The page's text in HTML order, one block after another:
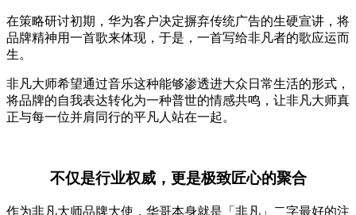
在策略研讨初期，华为客户决定摒弃传统广告的生硬宣讲，将
品牌精神用一首歌来体现，于是，一首写给非凡者的歌应运而
生。
非凡大师希望通过音乐这种能够渗透进大众日常生活的形式，
将品牌的自我表达转化为一种普世的情感共鸣，让非凡大师真
正与每一位并肩同行的平凡人站在一起。
不仅是行业权威，更是极致匠心的聚合
作为非凡大师品牌大使，华哥本身就是「非凡」二字最好的注